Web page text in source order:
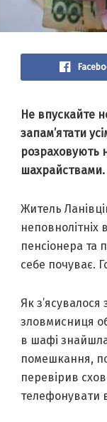
Не впускайте
запам’ятати
розраховують
шахрайствами.
Житель
неповнолітніх
пенсіонера та
себе почуває.
Як
зловмисниця
в шафі
помешкання,
перевірив
телефонувати